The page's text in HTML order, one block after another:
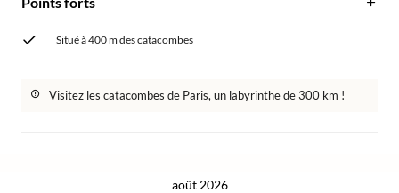
Situé à 400 m des catacombes
Visitez les catacombes de Paris, un labyrinthe de 300 km !
août 2026